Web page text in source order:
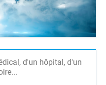
d'un hôpital, d'un